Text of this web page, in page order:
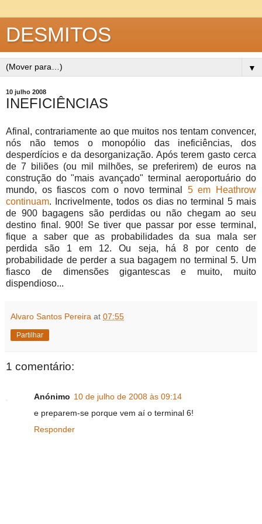
DESMITOS
▼
10 julho 2008
INEFICIÊNCIAS
Afinal, contrariamente ao que muitos nos tentam convencer,
nós não temos o monopólio das ineficiências, dos
desperdícios e da desorganização. Após terem gasto cerca
de 7 biliões (ou mil milhões, se preferirem) de euros na
construção do "mais avançado" terminal aeroportuário do
mundo, os fiascos com o novo terminal 5 em Heathrow
continuam. Incrivelmente, todos os dias no terminal 5 mais
de 900 bagagens são perdidas ou não chegam ao seu
destino final. 900! Se tiver que passar por esse terminal,
fique a saber que as probabilidades da sua mala ser
perdida são 1 em 12. Ou seja, há 8 por cento de
probabilidade de perder a sua bagagem no terminal 5. Um
fiasco de dimensões gigantescas e muito, muito
dispendioso...
Alvaro Santos Pereira at 07:55
Partilhar
1 comentário:
Anónimo 10 de julho de 2008 às 09:14
e preparem-se porque vem aí o terminal 6!
Responder